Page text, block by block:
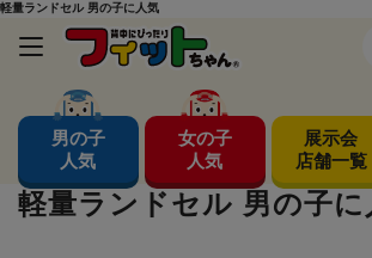
軽量ランドセル 男の子に人気
男の子
人気
女の子
人気
展示会
店舗一覧
軽量ランドセル 男の子に